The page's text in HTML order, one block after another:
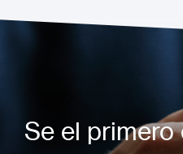
Se el primero